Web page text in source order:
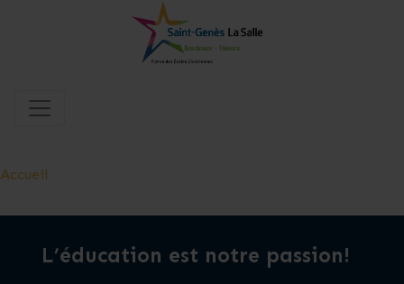
Accueil
L’éducation est notre passion!